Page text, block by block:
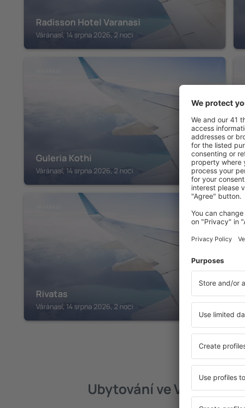
Radisson Hotel Varanasi
Váránasí, 14 srpna 2026, 2 noci
Guleria Kothi
Váránasí, 14 srpna 2026, 2 noci
Rivatas
Váránasí, 14 srpna 2026, 2 noci
Ubytování ve Váránasí